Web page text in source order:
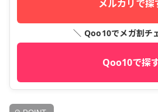
メルカリで探
＼ Qoo10でメガ割チ
Qoo10で探